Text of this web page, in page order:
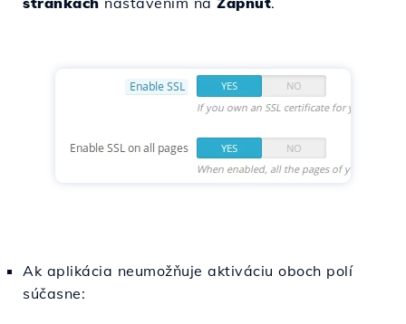
Ak aplikácia neumožňuje aktiváciu oboch polí
súčasne: